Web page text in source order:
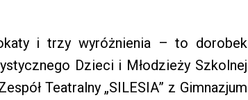
i trzy wyróżnienia – to dorobek
Dzieci i Młodzieży Szkolnej
Teatralny „SILESIA” z Gimnazjum